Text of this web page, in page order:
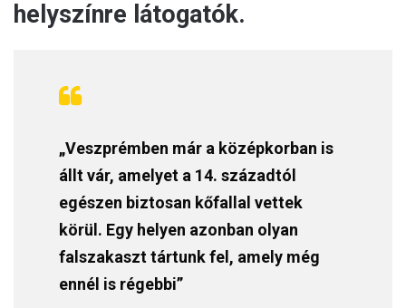
helyszínre látogatók.
„Veszprémben már a középkorban is
állt vár, amelyet a 14. századtól
egészen biztosan kőfallal vettek
körül. Egy helyen azonban olyan
falszakaszt tártunk fel, amely még
ennél is régebbi”